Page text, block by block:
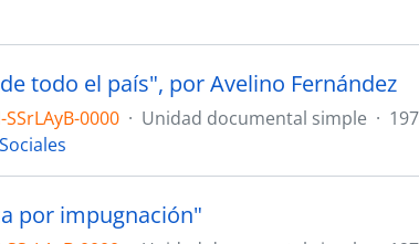
todo el país", por Avelino Fernández
SSrLAyB-0000 · Unidad documental simple ·
por impugnación"